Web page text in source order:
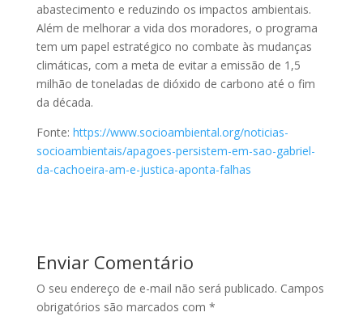
abastecimento e reduzindo os impactos ambientais.
Além de melhorar a vida dos moradores, o programa
tem um papel estratégico no combate às mudanças
climáticas, com a meta de evitar a emissão de 1,5
milhão de toneladas de dióxido de carbono até o fim
da década.
Fonte: https://www.socioambiental.org/noticias-
socioambientais/apagoes-persistem-em-sao-gabriel-
da-cachoeira-am-e-justica-aponta-falhas
Enviar Comentário
O seu endereço de e-mail não será publicado. Campos
obrigatórios são marcados com *